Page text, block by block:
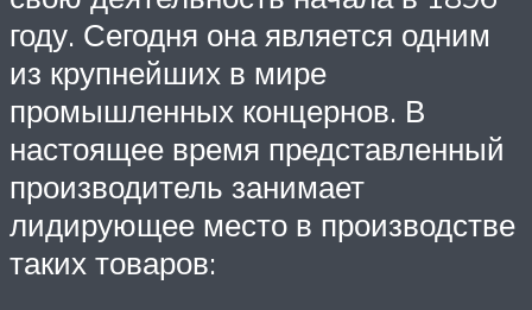
году. Сегодня она является одним
из крупнейших в мире
промышленных концернов. В
настоящее время представленный
производитель занимает
лидирующее место в производстве
таких товаров: